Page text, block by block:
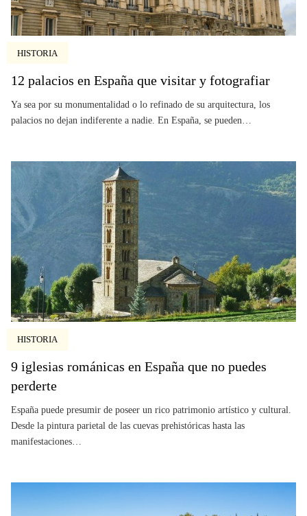
HISTORIA
12 palacios en España que visitar y fotografiar
Ya sea por su monumentalidad o lo refinado de su arquitectura, los
palacios no dejan indiferente a nadie. En España, se pueden…
HISTORIA
9 iglesias románicas en España que no puedes
perderte
España puede presumir de poseer un rico patrimonio artístico y cultural.
Desde la pintura parietal de las cuevas prehistóricas hasta las
manifestaciones…